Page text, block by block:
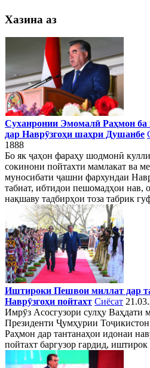
Хазина аз
Суханронии Эмомалӣ Раҳмон
дар Наврӯзгоҳи шаҳри Душанбе
1888
Бо як ҷаҳон фараҳу шодмонӣ
сокинони пойтахти мамлакат ва
муносибати ҷашни фархундаи
табиат, ибтидои пешомадҳои нав,
нақшаву тадбирҳои тоза табрик
Иштироки Пешвои миллат дар
Наврӯзгоҳи пойтахт Сиёсат
Имрӯз Асосгузори сулҳу Ваҳдати
Президенти Ҷумҳурии
Раҳмон дар тантанаҳои идонаи
пойтахт баргузор гардид,